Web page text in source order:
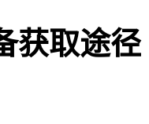
获取途径